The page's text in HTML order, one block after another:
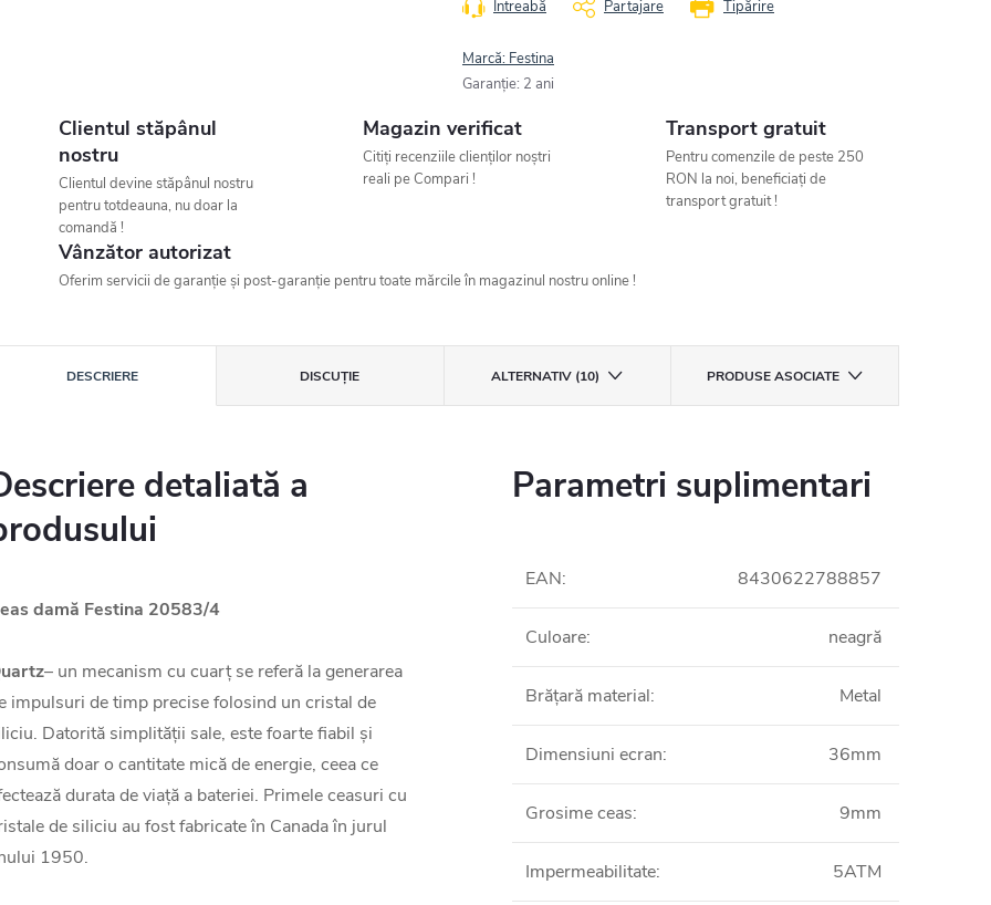
Tipărire
Întreabă Partajare
Marcă: Festina
Garanţie: 2 ani
Clientul stăpânul
nostru
Clientul devine stăpânul nostru
pentru totdeauna, nu doar la
comandă !
Magazin verificat
Citiți recenziile clienților noștri
reali pe Compari !
Transport gratuit
Pentru comenzile de peste 250
RON la noi, beneficiați de
transport gratuit !
Vânzător autorizat
Oferim servicii de garanție și post-garanție pentru toate mărcile în magazinul nostru online !
DESCRIERE DISCUŢIE ALTERNATIV (10) PRODUSE ASOCIATE
detaliată a
damă Festina 20583/4
– un mecanism cu cuarț se referă la generarea
impulsuri de timp precise folosind un cristal de
Datorită simplității sale, este foarte fiabil și
doar o cantitate mică de energie, ceea ce
durata de viață a bateriei. Primele ceasuri cu
de siliciu au fost fabricate în Canada în jurul
1950.
Parametri suplimentari
EAN: 8430622788857
Culoare: neagră
Brățară material: Metal
Dimensiuni ecran: 36mm
Grosime ceas: 9mm
Impermeabilitate: 5ATM